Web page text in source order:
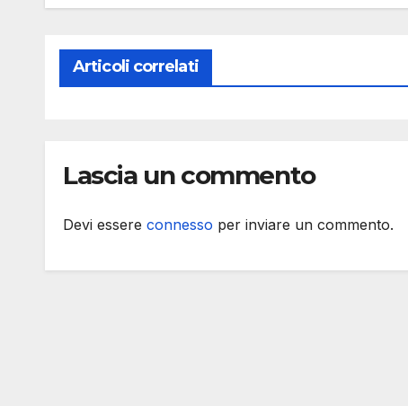
Articoli correlati
Lascia un commento
Devi essere connesso per inviare un commento.